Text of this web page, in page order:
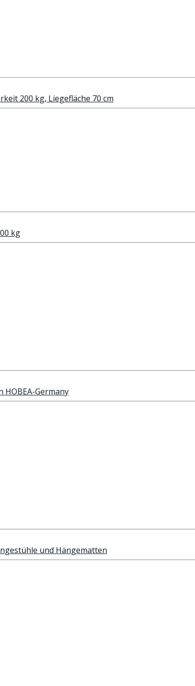
200 kg, Liegefläche 70 cm
kg
Germany
und Hängematten